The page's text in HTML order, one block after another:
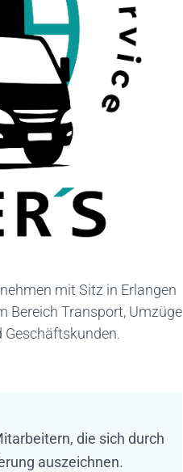
mit Sitz in Erlangen
Bereich Transport, Umzüge
Geschäftskunden.
die sich durch
auszeichnen.